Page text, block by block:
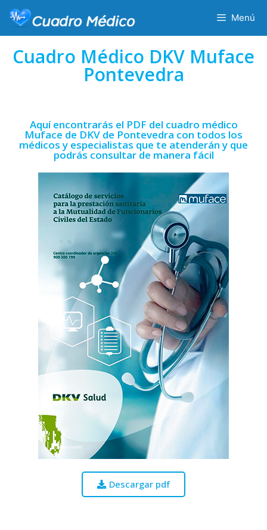
Menú
Cuadro Médico DKV Muface
Pontevedra
Aquí encontrarás el PDF del cuadro médico
Muface de DKV de Pontevedra con todos los
médicos y especialistas que te atenderán y que
podrás consultar de manera fácil
Descargar pdf